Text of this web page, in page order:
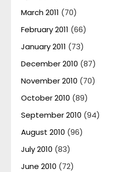
March 2011 (70)
February 2011 (66)
January 2011 (73)
December 2010 (87)
November 2010 (70)
October 2010 (89)
September 2010 (94)
August 2010 (96)
July 2010 (83)
June 2010 (72)